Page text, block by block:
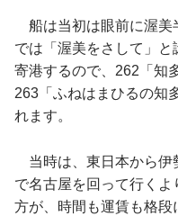
船は当初は眼前に渥美
では「渥美をさして」
寄港するので、262「知
263「ふねはまひるの知
れます。
当時は、東日本から伊
で名古屋を回って行く
方が、時間も運賃も格